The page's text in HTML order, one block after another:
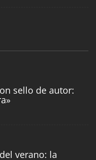
sello de autor:
verano: la